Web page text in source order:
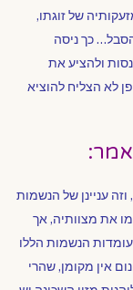
של זוגתו,
כך ניסה
ולהציע את
לא הצליח להוציא
עניינן של הנשמות
את מצוותיה, אך
הנשמות הללו
אין מקומן, שהרי